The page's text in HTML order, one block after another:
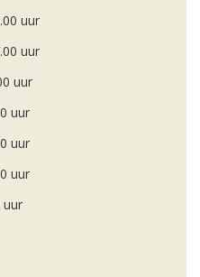
uur
uur
uur
uur
uur
uur
uur